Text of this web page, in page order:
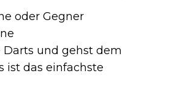
oder Gegner
Darts und gehst dem
ist das einfachste